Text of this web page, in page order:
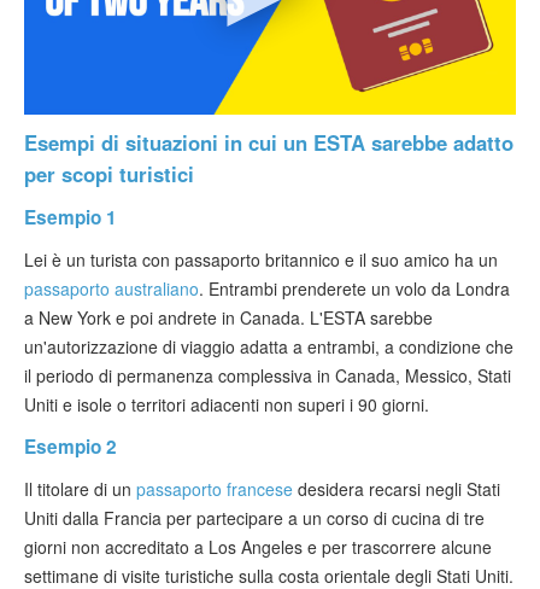
Esempi di situazioni in cui un ESTA sarebbe adatto
per scopi turistici
Esempio 1
Lei è un turista con passaporto britannico e il suo amico ha un
passaporto australiano. Entrambi prenderete un volo da Londra
a New York e poi andrete in Canada. L'ESTA sarebbe
un'autorizzazione di viaggio adatta a entrambi, a condizione che
il periodo di permanenza complessiva in Canada, Messico, Stati
Uniti e isole o territori adiacenti non superi i 90 giorni.
Esempio 2
Il titolare di un passaporto francese desidera recarsi negli Stati
Uniti dalla Francia per partecipare a un corso di cucina di tre
giorni non accreditato a Los Angeles e per trascorrere alcune
settimane di visite turistiche sulla costa orientale degli Stati Uniti.